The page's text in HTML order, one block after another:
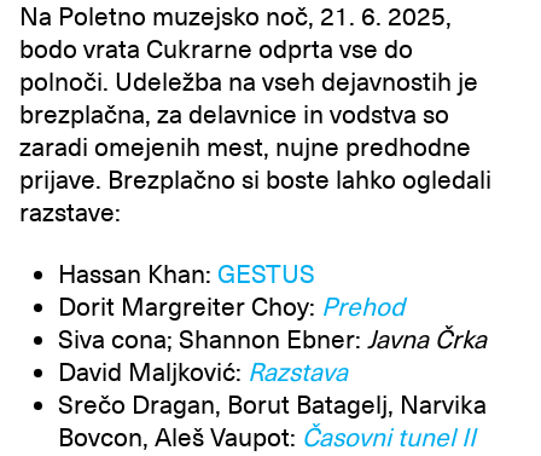
Na Poletno muzejsko noč, 21. 6. 2025,
bodo vrata Cukrarne odprta vse do
polnoči. Udeležba na vseh dejavnostih je
brezplačna, za delavnice in vodstva so
zaradi omejenih mest, nujne predhodne
prijave. Brezplačno si boste lahko ogledali
razstave:
Hassan Khan: GESTUS
Dorit Margreiter Choy: Prehod
Siva cona; Shannon Ebner: Javna Črka
David Maljković: Razstava
Srečo Dragan, Borut Batagelj, Narvika
Bovcon, Aleš Vaupot: Časovni tunel II